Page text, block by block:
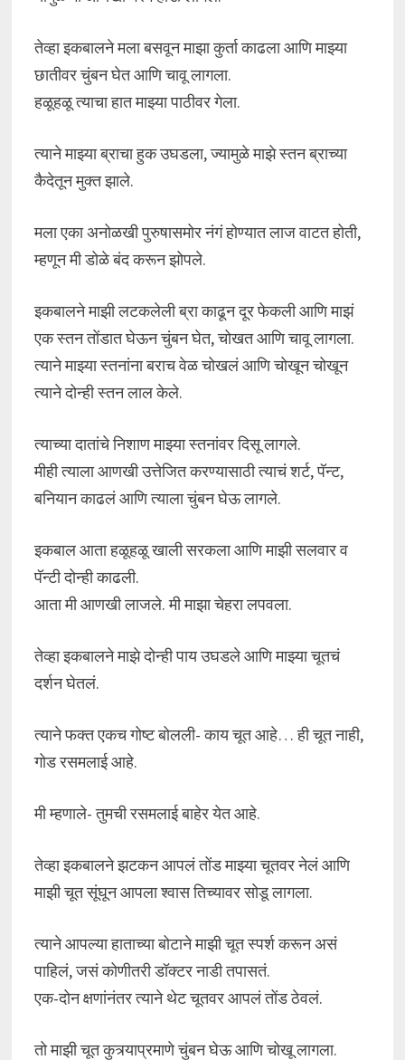
तेव्हा इकबालने मला बसवून माझा कुर्ता काढला आणि माझ्या
छातीवर चुंबन घेत आणि चावू लागला.
हळूहळू त्याचा हात माझ्या पाठीवर गेला.
त्याने माझ्या ब्राचा हुक उघडला, ज्यामुळे माझे स्तन ब्राच्या
कैदेतून मुक्त झाले.
मला एका अनोळखी पुरुषासमोर नंगं होण्यात लाज वाटत होती,
म्हणून मी डोळे बंद करून झोपले.
इकबालने माझी लटकलेली ब्रा काढून दूर फेकली आणि माझं
एक स्तन तोंडात घेऊन चुंबन घेत, चोखत आणि चावू लागला.
त्याने माझ्या स्तनांना बराच वेळ चोखलं आणि चोखून चोखून
त्याने दोन्ही स्तन लाल केले.
त्याच्या दातांचे निशाण माझ्या स्तनांवर दिसू लागले.
मीही त्याला आणखी उत्तेजित करण्यासाठी त्याचं शर्ट, पॅन्ट,
बनियान काढलं आणि त्याला चुंबन घेऊ लागले.
इकबाल आता हळूहळू खाली सरकला आणि माझी सलवार व
पॅन्टी दोन्ही काढली.
आता मी आणखी लाजले. मी माझा चेहरा लपवला.
तेव्हा इकबालने माझे दोन्ही पाय उघडले आणि माझ्या चूतचं
दर्शन घेतलं.
त्याने फक्त एकच गोष्ट बोलली- काय चूत आहे… ही चूत नाही,
गोड रसमलाई आहे.
मी म्हणाले- तुमची रसमलाई बाहेर येत आहे.
तेव्हा इकबालने झटकन आपलं तोंड माझ्या चूतवर नेलं आणि
माझी चूत सूंघून आपला श्वास तिच्यावर सोडू लागला.
त्याने आपल्या हाताच्या बोटाने माझी चूत स्पर्श करून असं
पाहिलं, जसं कोणीतरी डॉक्टर नाडी तपासतं.
एक-दोन क्षणांनंतर त्याने थेट चूतवर आपलं तोंड ठेवलं.
तो माझी चूत कुत्र्याप्रमाणे चुंबन घेऊ आणि चोखू लागला.